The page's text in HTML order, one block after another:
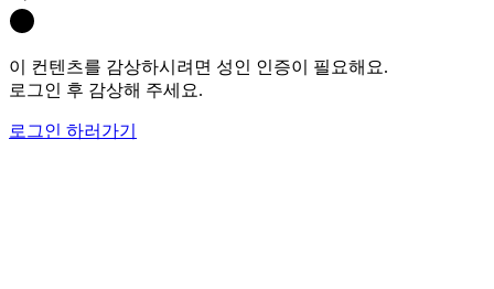
이 컨텐츠를 감상하시려면 성인 인증이 필요해요.
로그인 후 감상해 주세요.
로그인 하러가기